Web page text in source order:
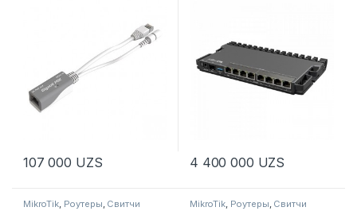
107 000 UZS 4 400 000 UZS
MikroTik, Роутеры, Свитчи MikroTik, Роутеры, Свитчи